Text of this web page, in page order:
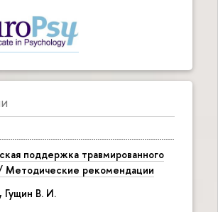
поддержка травмированного
Методические рекомендации
, Гущин В. И.